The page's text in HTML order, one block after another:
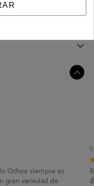
Ochoa siempre es
gran variedad de